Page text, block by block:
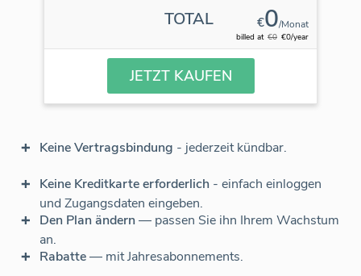
TOTAL €0/Monat
billed at €0 €0/year
JETZT KAUFEN
Keine Vertragsbindung - jederzeit kündbar.
Keine Kreditkarte erforderlich - einfach einloggen
und Zugangsdaten eingeben.
Den Plan ändern— passen Sie ihn Ihrem Wachstum
an.
Rabatte— mit Jahresabonnements.